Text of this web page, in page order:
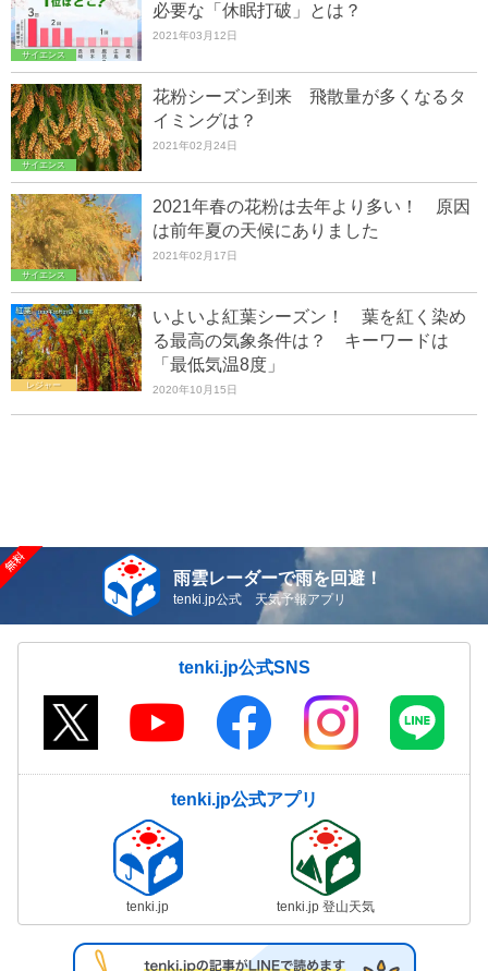
サイエンス
必要な「休眠打破」とは？
2021年03月12日
サイエンス
花粉シーズン到来 飛散量が多くなるタ
イミングは？
2021年02月24日
サイエンス
2021年春の花粉は去年より多い！ 原因
は前年夏の天候にありました
2021年02月17日
レジャー
いよいよ紅葉シーズン！ 葉を紅く染め
る最高の気象条件は？ キーワードは
「最低気温8度」
2020年10月15日
雨雲レーダーで雨を回避！
tenki.jp公式 天気予報アプリ
tenki.jp公式SNS
tenki.jp公式アプリ
tenki.jp tenki.jp 登山天気